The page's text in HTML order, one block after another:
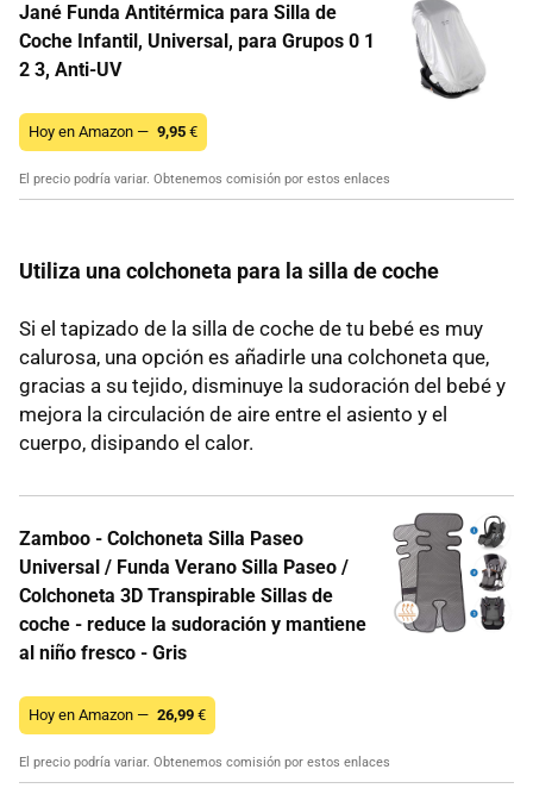
Jané Funda Antitérmica para Silla de
Coche Infantil, Universal, para Grupos 0 1
2 3, Anti-UV
Hoy en Amazon — 9,95 €
El precio podría variar. Obtenemos comisión por estos enlaces
Utiliza una colchoneta para la silla de coche
Si el tapizado de la silla de coche de tu bebé es muy
calurosa, una opción es añadirle una colchoneta que,
gracias a su tejido, disminuye la sudoración del bebé y
mejora la circulación de aire entre el asiento y el
cuerpo, disipando el calor.
Zamboo - Colchoneta Silla Paseo
Universal / Funda Verano Silla Paseo /
Colchoneta 3D Transpirable Sillas de
coche - reduce la sudoración y mantiene
al niño fresco - Gris
Hoy en Amazon — 26,99 €
El precio podría variar. Obtenemos comisión por estos enlaces